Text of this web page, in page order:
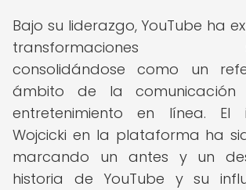
Bajo su liderazgo, YouTube ha
transformaciones
consolidándose como un
ámbito de la
entretenimiento en línea.
Wojcicki en la plataforma ha
marcando un antes y un
historia de YouTube y su